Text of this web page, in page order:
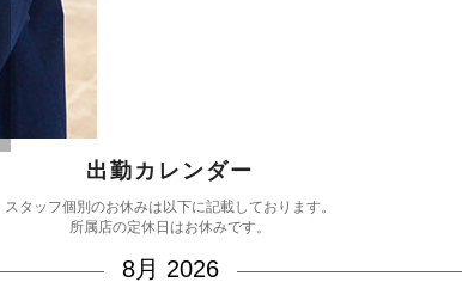
出勤カレンダー
スタッフ個別のお休みは以下に記載しております。
所属店の定休日はお休みです。
8月 2026